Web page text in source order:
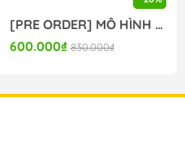
[PRE ORDER] MÔ HÌNH BanG Dream! - BanG Dream! Ave Mujica - Wakaba Mutsumi - Yumemirize - ～Pajama Party!～ (Sega Fave) FIGURE CHÍNH HÃNG
600.000₫ 830.000₫